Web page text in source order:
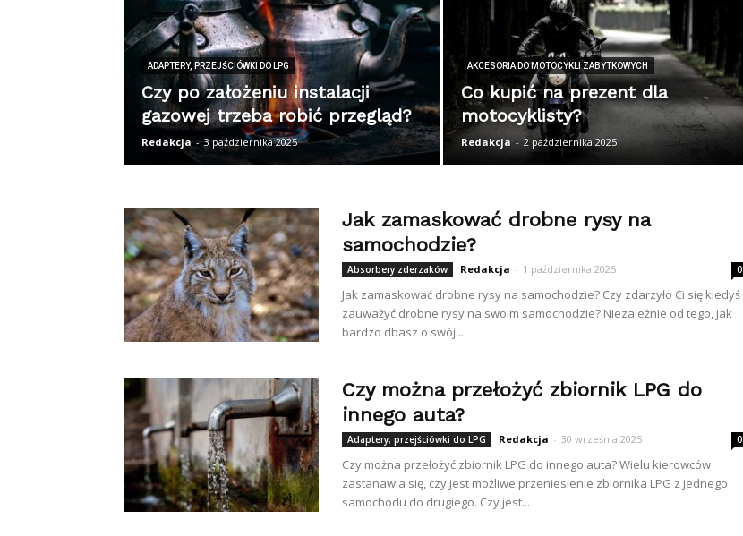
ADAPTERY, PRZEJŚCIÓWKI DO LPG
Czy po założeniu instalacji
gazowej trzeba robić przegląd?
Redakcja - 3 października 2025
AKCESORIA DO MOTOCYKLI ZABYTKOWYCH
Co kupić na prezent dla
motocyklisty?
Redakcja - 2 października 2025
Jak zamaskować drobne rysy na
samochodzie?
Absorbery zderzaków Redakcja - 1 października 2025 0
Jak zamaskować drobne rysy na samochodzie? Czy zdarzyło Ci się kiedyś
zauważyć drobne rysy na swoim samochodzie? Niezależnie od tego, jak
bardzo dbasz o swój...
Czy można przełożyć zbiornik LPG do
innego auta?
Adaptery, przejściówki do LPG Redakcja - 30 września 2025 0
Czy można przełożyć zbiornik LPG do innego auta? Wielu kierowców
zastanawia się, czy jest możliwe przeniesienie zbiornika LPG z jednego
samochodu do drugiego. Czy jest...